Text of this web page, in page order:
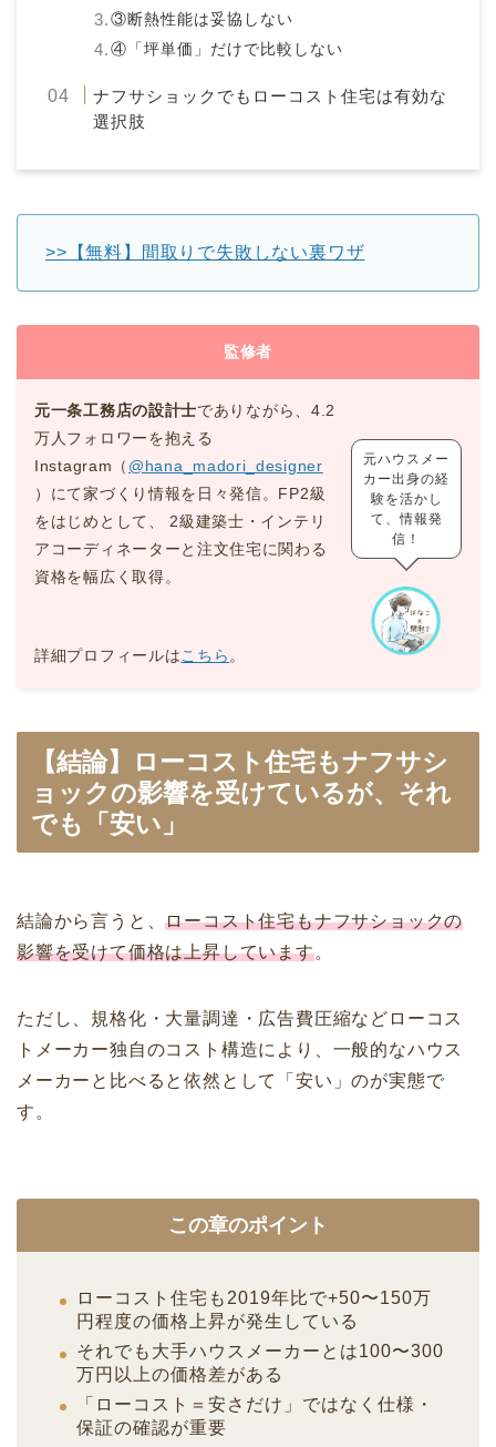
③断熱性能は妥協しない
④「坪単価」だけで比較しない
ナフサショックでもローコスト住宅は有効な
選択肢
>>【無料】間取りで失敗しない裏ワザ
監修者
元一条工務店の設計士でありながら、4.2
万人フォロワーを抱える
Instagram（ @hana_madori_designer
）にて家づくり情報を日々発信。FP2級
をはじめとして、 2級建築士・インテリ
アコーディネーターと注文住宅に関わる
資格を幅広く取得。
詳細プロフィールはこちら。
元ハウスメー
カー出身の経
験を活かし
て、情報発
信！
【結論】ローコスト住宅もナフサシ
ョックの影響を受けているが、それ
でも「安い」
結論から言うと、ローコスト住宅もナフサショックの
影響を受けて価格は上昇しています。
ただし、規格化・大量調達・広告費圧縮などローコス
トメーカー独自のコスト構造により、一般的なハウス
メーカーと比べると依然として「安い」のが実態で
す。
この章のポイント
ローコスト住宅も2019年比で+50〜150万
円程度の価格上昇が発生している
それでも大手ハウスメーカーとは100〜300
万円以上の価格差がある
「ローコスト＝安さだけ」ではなく仕様・
保証の確認が重要